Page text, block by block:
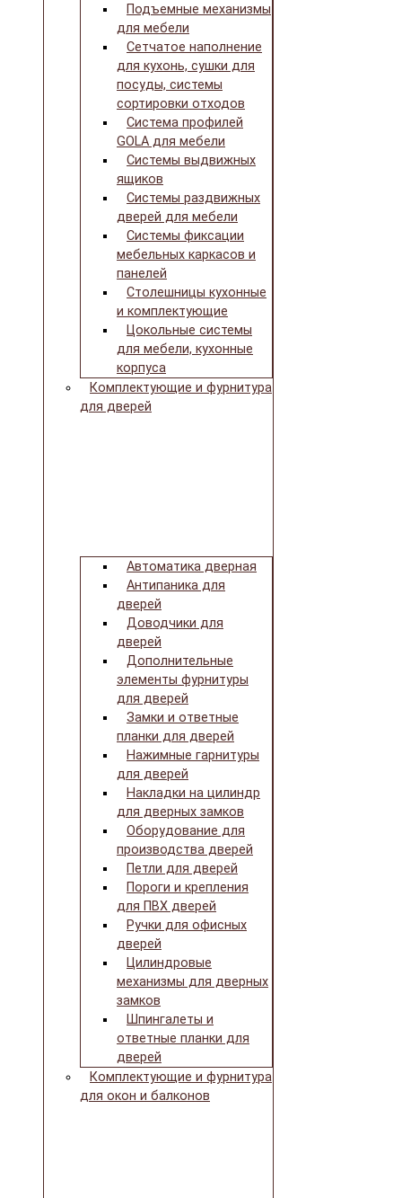
Подъемные механизмы
для мебели
Сетчатое наполнение
для кухонь, сушки для
посуды, системы
сортировки отходов
Система профилей
GOLA для мебели
Системы выдвижных
ящиков
Системы раздвижных
дверей для мебели
Системы фиксации
мебельных каркасов и
панелей
Столешницы кухонные
и комплектующие
Цокольные системы
для мебели, кухонные
корпуса
Комплектующие и фурнитура
для дверей
Автоматика дверная
Антипаника для
дверей
Доводчики для
дверей
Дополнительные
элементы фурнитуры
для дверей
Замки и ответные
планки для дверей
Нажимные гарнитуры
для дверей
Накладки на цилиндр
для дверных замков
Оборудование для
производства дверей
Петли для дверей
Пороги и крепления
для ПВХ дверей
Ручки для офисных
дверей
Цилиндровые
механизмы для дверных
замков
Шпингалеты и
ответные планки для
дверей
Комплектующие и фурнитура
для окон и балконов